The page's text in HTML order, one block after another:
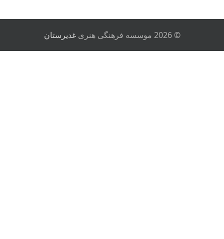
© 2026 موسسه فرهنگی هنری غدیرستان